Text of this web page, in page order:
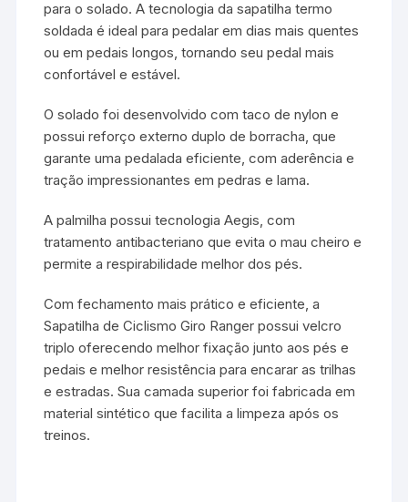
para o solado. A tecnologia da sapatilha termo
soldada é ideal para pedalar em dias mais quentes
ou em pedais longos, tornando seu pedal mais
confortável e estável.
O solado foi desenvolvido com taco de nylon e
possui reforço externo duplo de borracha, que
garante uma pedalada eficiente, com aderência e
tração impressionantes em pedras e lama.
A palmilha possui tecnologia Aegis, com
tratamento antibacteriano que evita o mau cheiro e
permite a respirabilidade melhor dos pés.
Com fechamento mais prático e eficiente, a
Sapatilha de Ciclismo Giro Ranger possui velcro
triplo oferecendo melhor fixação junto aos pés e
pedais e melhor resistência para encarar as trilhas
e estradas. Sua camada superior foi fabricada em
material sintético que facilita a limpeza após os
treinos.